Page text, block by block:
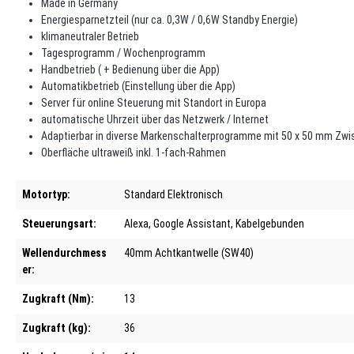
Made in Germany
Energiesparnetzteil (nur ca. 0,3W / 0,6W Standby Energie)
klimaneutraler Betrieb
Tagesprogramm / Wochenprogramm
Handbetrieb ( + Bedienung über die App)
Automatikbetrieb (Einstellung über die App)
Server für online Steuerung mit Standort in Europa
automatische Uhrzeit über das Netzwerk / Internet
Adaptierbar in diverse Markenschalterprogramme mit 50 x 50 mm
Oberfläche ultraweiß inkl. 1-fach-Rahmen
Motortyp: Standard Elektronisch
Steuerungsart: Alexa, Google Assistant, Kabelgebunden
Wellendurchmess
er:
40mm Achtkantwelle (SW40)
Zugkraft (Nm): 13
Zugkraft (kg): 36